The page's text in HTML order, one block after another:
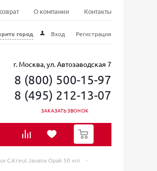
О компании Контакты
город Вход Регистрация
г. Москва, ул. Автозаводская 7
8 (800) 500-15-97
8 (495) 212-13-07
ЗАКАЗАТЬ ЗВОНОК
0
C.Kreul Javana Opak 50 мл
-